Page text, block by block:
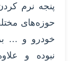
پنجه نرم
حوزه‌های
خودرو و …
نبوده و